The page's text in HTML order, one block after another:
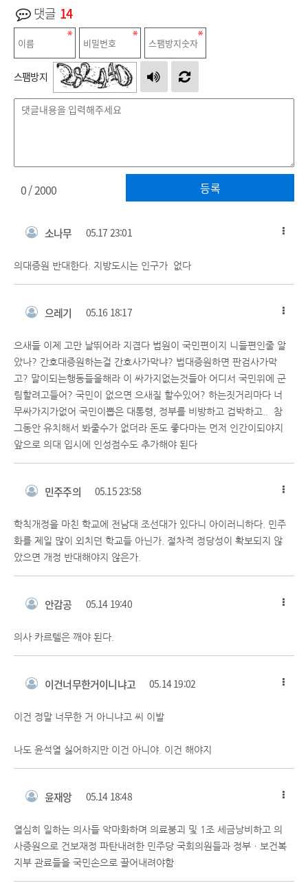
댓글 14
스팸방지
등록
0/ 2000
소나무 05.17 23:01
의대증원 반대한다. 지방도시는 인구가 없다
으레기 05.16 18:17
으새들 이제 고만 날뛰어라 지겹다 법원이 국민편이지 니들편인줄 알
았나? 간호대증원하는걸 간호사가막냐? 법대증원하면 판검사가막
고? 말이되는행동들을해라 이 싸가지없는것들아 어디서 국민위에 군
림할려고들어? 국민이 없으면 으새질 할수있어? 하는짓거리마다 너
무싸가지가없어 국민이뽑은 대통령, 정부를 비방하고 겁박하고.. 참
그동안 유치해서 봐줄수가 없더라 돈도 좋다마는 먼저 인간이되야지
앞으로 의대 입시에 인성점수도 추가해야 된다
민주주의 05.15 23:58
학칙개정을 마친 학교에 전남대 조선대가 있다니 아이러니하다. 민주
화를 제일 많이 외치던 학교들 아닌가. 절차적 정당성이 확보되지 않
았으면 개정 반대해야지 않은가.
안감공 05.14 19:40
의사 카르텔은 깨야 된다.
이건너무한거이니냐고 05.14 19:02
이건 정말 너무한 거 아니냐고 씨 이발
나도 윤석열 싫어하지만 이건 아니야. 이건 해야지
윤재앙 05.14 18:48
열심히 일하는 의사들 악마화하며 의료붕괴 및 1조 세금낭비하고 의
사증원으로 건보재정 파탄내려한 민주당 국회의원들과 정부ㆍ보건복
지부 관료들을 국민손으로 끌어내려야함